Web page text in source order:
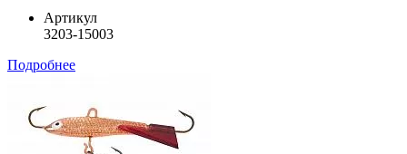
Артикул
3203-15003
Подробнее